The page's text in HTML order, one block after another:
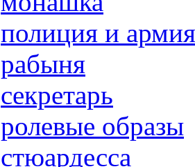
полиция и армия
рабыня
секретарь
ролевые образы
стюардесса